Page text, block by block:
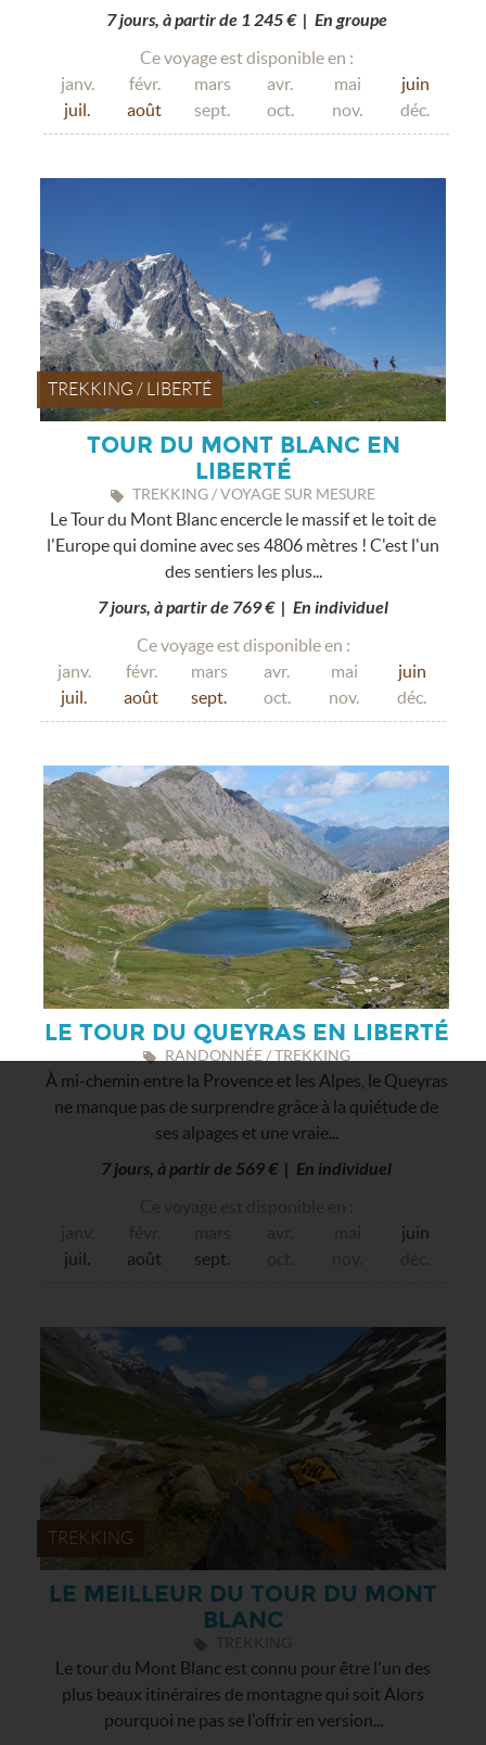
7 jours, à partir de 1 245 € | En groupe
Ce voyage est disponible en :
janv.
févr. mars avr. mai
juin
juil.
août sept. oct. nov. déc.
TREKKING / LIBERTÉ
TOUR DU MONT BLANC EN
LIBERTÉ
TREKKING / VOYAGE SUR MESURE
Le Tour du Mont Blanc encercle le massif et le toit de
l'Europe qui domine avec ses 4806 mètres ! C'est l'un
des sentiers les plus...
7 jours, à partir de 769 € | En individuel
Ce voyage est disponible en :
janv.
févr. mars avr. mai
juin
juil.
août sept. oct. nov. déc.
LE TOUR DU QUEYRAS EN LIBERTÉ
RANDONNÉE / TREKKING
À mi-chemin entre la Provence et les Alpes, le Queyras
ne manque pas de surprendre grâce à la quiétude de
ses alpages et une vraie...
7 jours, à partir de 569 € | En individuel
juin
juil.
août sept.
TREKKING
LE MEILLEUR DU TOUR DU MONT
BLANC
Le tour du Mont Blanc est connu pour être l'un des
plus beaux itinéraires de montagne qui soit Alors
pourquoi ne pas se l'offrir en version...